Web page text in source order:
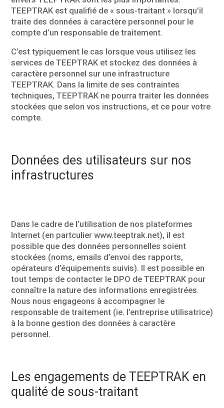
TEEPTRAK est qualifié de « sous-traitant » lorsqu’il
traite des données à caractère personnel pour le
compte d’un responsable de traitement.
C’est typiquement le cas lorsque vous utilisez les
services de TEEPTRAK et stockez des données à
caractère personnel sur une infrastructure
TEEPTRAK. Dans la limite de ses contraintes
techniques, TEEPTRAK ne pourra traiter les données
stockées que selon vos instructions, et ce pour votre
compte.
Données des utilisateurs sur nos
infrastructures
Dans le cadre de l’utilisation de nos plateformes
Internet (en partculier www.teeptrak.net), il est
possible que des données personnelles soient
stockées (noms, emails d’envoi des rapports,
opérateurs d’équipements suivis). Il est possible en
tout temps de contacter le DPO de TEEPTRAK pour
connaître la nature des informations enregistrées.
Nous nous engageons à accompagner le
responsable de traitement (ie. l’entreprise utilisatrice)
à la bonne gestion des données à caractère
personnel.
Les engagements de TEEPTRAK en
qualité de sous-traitant